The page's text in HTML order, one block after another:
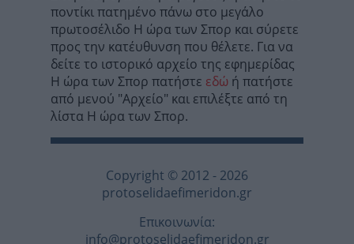
ποντίκι πατημένο πάνω στο μεγάλο
πρωτοσέλιδο Η ώρα των Σπορ και σύρετε
προς την κατέυθυνση που θέλετε. Για να
δείτε το ιστορικό αρχείο της εφημερίδας
Η ώρα των Σπορ πατήστε εδώ ή πατήστε
από μενού "Αρχείο" και επιλέξτε από τη
λίστα Η ώρα των Σπορ.
Copyright © 2012 - 2026
protoselidaefimeridon.gr
Επικοινωνία:
info@protoselidaefimeridon.gr